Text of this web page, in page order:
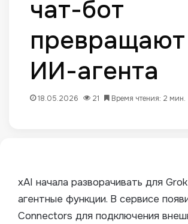
чат-бот
ИИ-агента
18.05.2026 21 Время чтения: 2 мин.
xAI начала разворачивать для
агентные функции. В сервисе
Connectors для подключения